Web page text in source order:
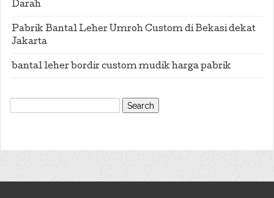
Darah
Pabrik Bantal Leher Umroh Custom di Bekasi dekat
Jakarta
bantal leher bordir custom mudik harga pabrik
Search
for: